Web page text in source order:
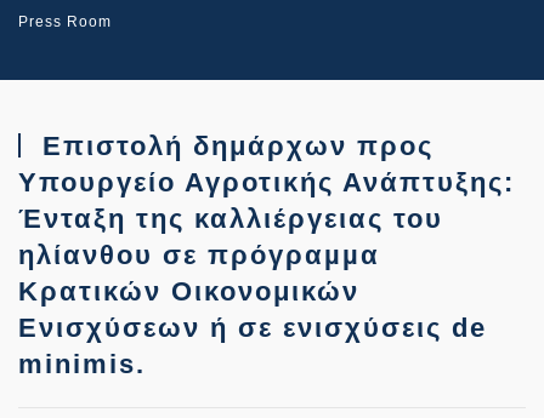
Press Room
Επιστολή δημάρχων προς
Υπουργείο Αγροτικής Ανάπτυξης:
Ένταξη της καλλιέργειας του
ηλίανθου σε πρόγραµµα
Κρατικών Οικονομικών
Ενισχύσεων ή σε ενισχύσεις de
minimis.